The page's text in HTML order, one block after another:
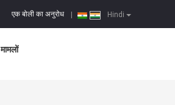
Hindi
एक बोली का अनुरोध
मामलों